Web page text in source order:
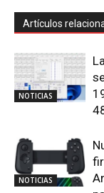
Artículos
NOTICIAS
NOTICIAS